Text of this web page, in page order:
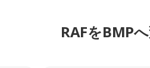
RAFをBMP